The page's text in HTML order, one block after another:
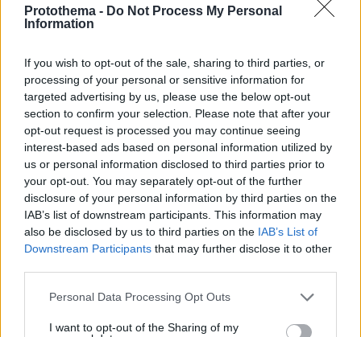
Protothema - Do Not Process My Personal
Information
If you wish to opt-out of the sale, sharing to third parties, or
processing of your personal or sensitive information for
targeted advertising by us, please use the below opt-out
section to confirm your selection. Please note that after your
opt-out request is processed you may continue seeing
interest-based ads based on personal information utilized by
us or personal information disclosed to third parties prior to
your opt-out. You may separately opt-out of the further
disclosure of your personal information by third parties on the
IAB’s list of downstream participants. This information may
also be disclosed by us to third parties on the IAB’s List of
Downstream Participants that may further disclose it to other
Please note that this website/app uses one or more Google
not limited to your visit or usage behaviour. You may click to
Personal Data Processing Opt Outs
I want to opt-out of the Sharing of my